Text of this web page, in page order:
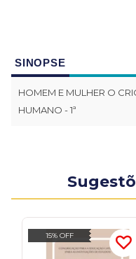
SINOPSE
HOMEM E MULHER O
HUMANO - 1ª
15% OFF